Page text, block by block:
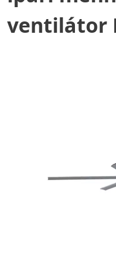
ventilátor